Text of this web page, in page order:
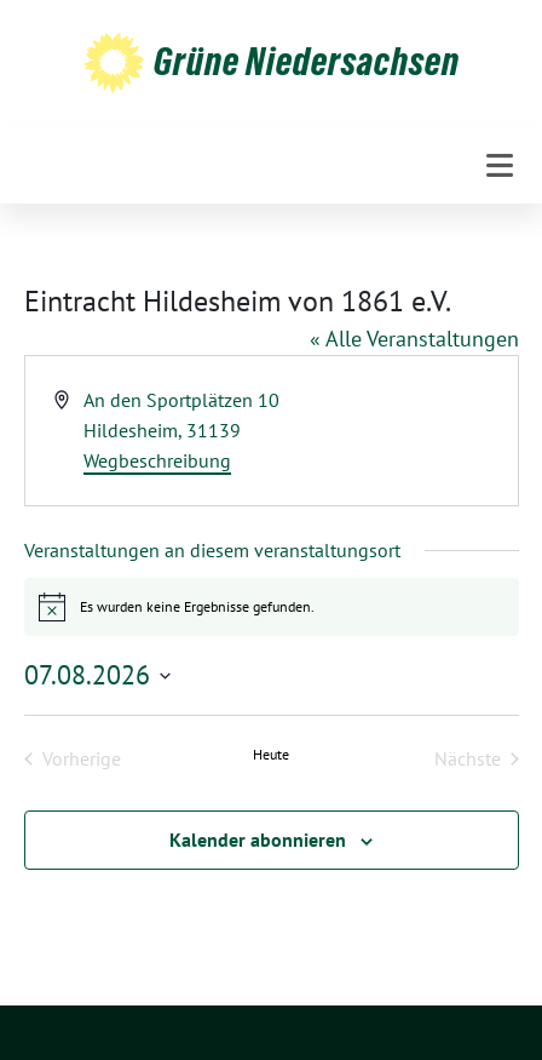
Grüne Niedersachsen
Eintracht Hildesheim von 1861 e.V.
« Alle Veranstaltungen
AdresseAn den Sportplätzen 10
Hildesheim, 31139
Wegbeschreibung
Veranstaltungen an diesem veranstaltungsort
HinweisEs wurden keine Ergebnisse gefunden.
07.08.2026
Datum
Vorherige
Heute
Nächste
Kalender abonnieren